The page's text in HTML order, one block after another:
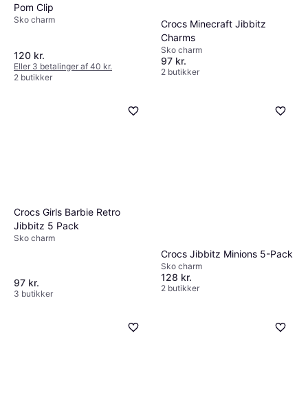
Pom Clip
Sko charm
120 kr.
Eller 3 betalinger af 40 kr.
2 butikker
Crocs Minecraft Jibbitz
Charms
Sko charm
97 kr.
2 butikker
Crocs Girls Barbie Retro
Jibbitz 5 Pack
Sko charm
97 kr.
3 butikker
Crocs Jibbitz Minions 5-Pack
Sko charm
128 kr.
2 butikker